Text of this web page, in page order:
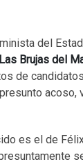
del
Las Brujas del
de
acoso,
es el de